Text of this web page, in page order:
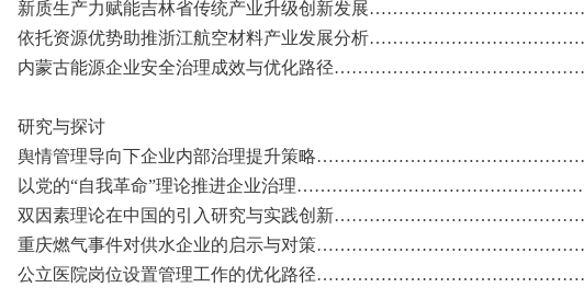
新质生产力赋能吉林省传统产业升级创新发展
依托资源优势助推浙江航空材料产业发展分析
内蒙古能源企业安全治理成效与优化路径
研究与探讨
舆情管理导向下企业内部治理提升策略
以党的“自我革命”理论推进企业治理
双因素理论在中国的引入研究与实践创新
重庆燃气事件对供水企业的启示与对策
公立医院岗位设置管理工作的优化路径